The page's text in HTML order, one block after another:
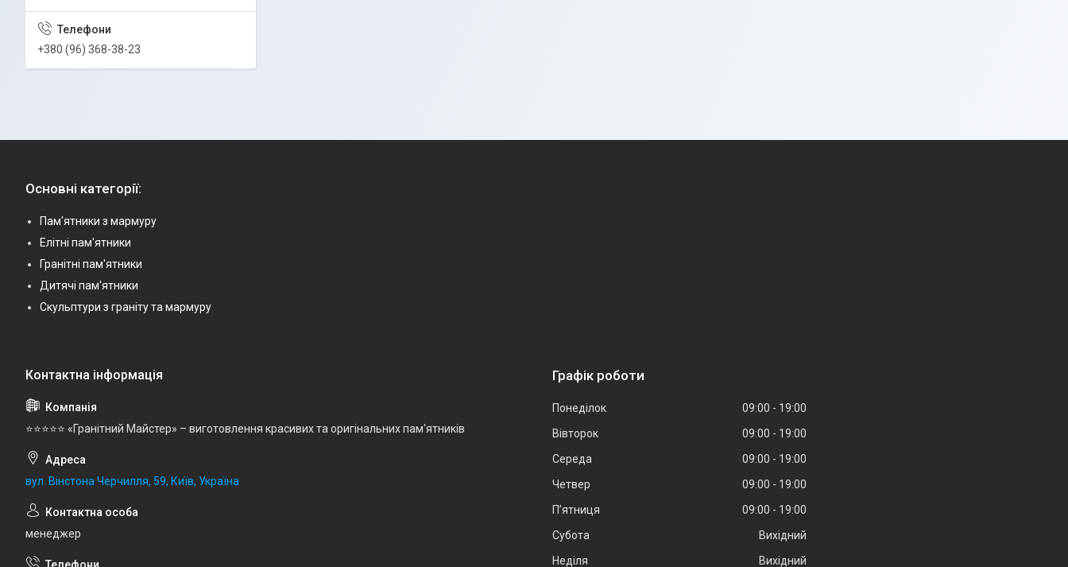
+380 (96) 368-38-23
Основні категорії:
Пам'ятники з мармуру
Елітні пам'ятники
Гранітні пам'ятники
Дитячі пам'ятники
Скульптури з граніту та мармуру
⭐⭐⭐⭐⭐ «Гранітний Майстер» – виготовлення красивих та оригінальних пам'ятників
вул. Вінстона Черчилля, 59, Київ, Україна
менеджер
Графік роботи
Понеділок 09:00
19:00
Вівторок
09:00
19:00
Середа
09:00
19:00
Четвер
09:00
19:00
Пʼятниця
09:00
19:00
Субота
Вихідний
Неділя
Вихідний